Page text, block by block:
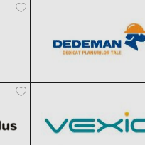
Clic și Vezi Ofertele!